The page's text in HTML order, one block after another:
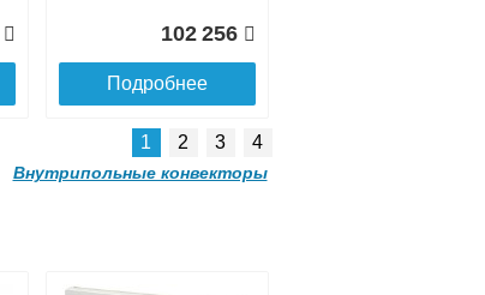
ITTBL.190.400.3600
102 256
Подробнее
1 2 3 4
Внутрипольные конвекторы